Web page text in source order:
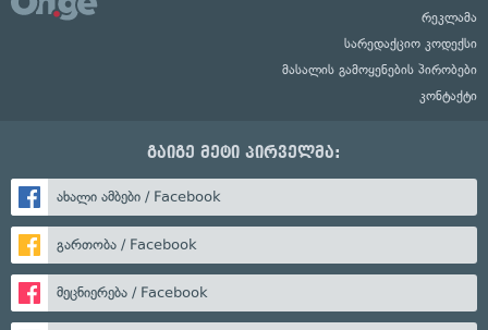
რეკლამა
სარედაქციო კოდექსი
მასალის გამოყენების პირობები
კონტაქტი
გაიგე მეტი პირველმა:
ახალი ამბები / Facebook
გართობა / Facebook
მეცნიერება / Facebook